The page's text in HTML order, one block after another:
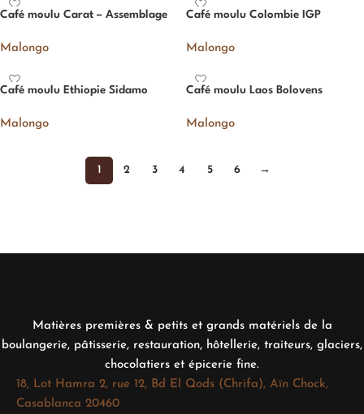
Café moulu Carat – Assemblage
Malongo
Café moulu Colombie IGP
Malongo
Café moulu Ethiopie Sidamo
Malongo
Café moulu Laos Bolovens
Malongo
1 2 3 4 5 6 →
Matières premières & petits et grands matériels de la
boulangerie, pâtisserie, restauration, hôtellerie, traiteurs, glaciers,
chocolatiers et épicerie fine.
18, Lot Hamra 2, rue 12, Bd El Qods (Chrifa), Aïn Chock,
Casablanca 20460